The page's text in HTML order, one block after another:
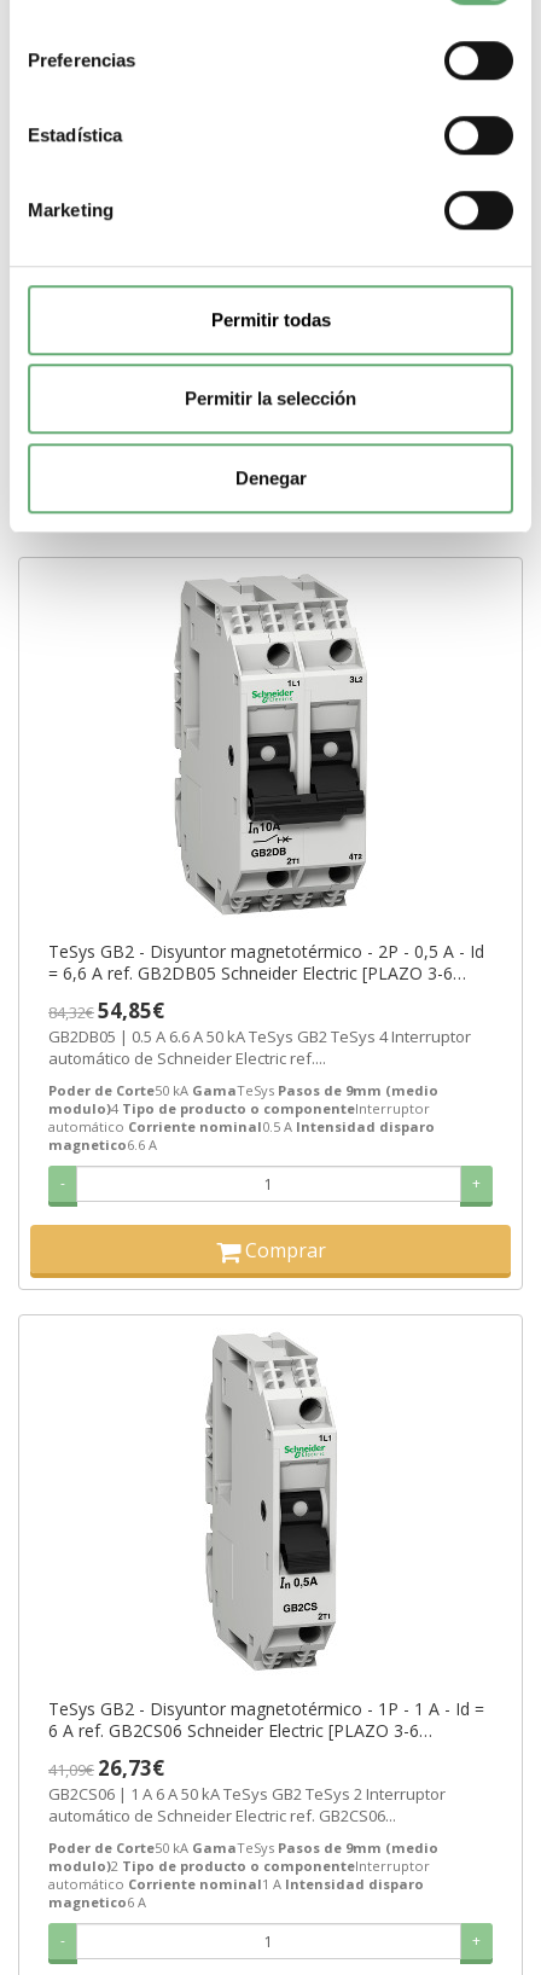
Preferencias
Estadística
Marketing
Permitir todas
Permitir la selección
Denegar
TeSys GB2 - Disyuntor magnetotérmico - 2P - 1 A - Id =
14 A ref. GB2DB06 Schneider Electric [PLAZO 3-6
Gama TeSys
Pasos de 9mm (medio
modulo)4 Tipo de producto o componenteInterruptor
automático Corriente nominal1 A Intensidad disparo
Comprar
TeSys GB2 - Disyuntor magnetotérmico - 2P - 0,5 A - Id
= 6,6 A ref. GB2DB05 Schneider Electric [PLAZO 3-6
84,32€54,85€
GB2DB05 | 0.5 A 6.6 A 50 kA TeSys GB2 TeSys 4 Interruptor
automático de Schneider Electric ref....
Poder de Corte50 kA GamaTeSys Pasos de 9mm (medio
modulo)4 Tipo de producto o componenteInterruptor
automático Corriente nominal0.5 A Intensidad disparo
magnetico6.6 A
- +
Comprar
TeSys GB2 - Disyuntor magnetotérmico - 1P - 1 A - Id =
6 A ref. GB2CS06 Schneider Electric [PLAZO 3-6
41,09€ 26,73€
GB2CS06 | 1 A 6 A 50 kA TeSys GB2 TeSys 2 Interruptor
automático de Schneider Electric ref. GB2CS06...
Poder de Corte50 kA GamaTeSys Pasos de 9mm (medio
modulo)2 Tipo de producto o componenteInterruptor
automático Corriente nominal1 A Intensidad disparo
magnetico6 A
- +